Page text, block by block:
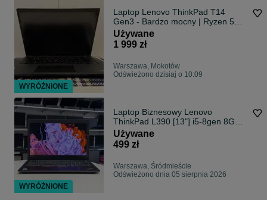
Laptop Lenovo ThinkPad T14
Gen3 - Bardzo mocny | Ryzen 5
PRO 6650U | FHD+ | 16/256 |
DDR5 | 6400MHz | Ładowarka |
Gwarancja
Używane
1 999 zł
Warszawa, Mokotów
Odświeżono dzisiaj o 10:09
Laptop Biznesowy Lenovo
ThinkPad L390 [13"] i5-8gen 8GB
RAM 256GB SSD | Full HD IPS |
GWARANCJA ROK | FV23%
Używane
499 zł
Warszawa, Śródmieście
Odświeżono dnia 05 sierpnia 2026
WYRÓŻNIONE
WYRÓŻNIONE